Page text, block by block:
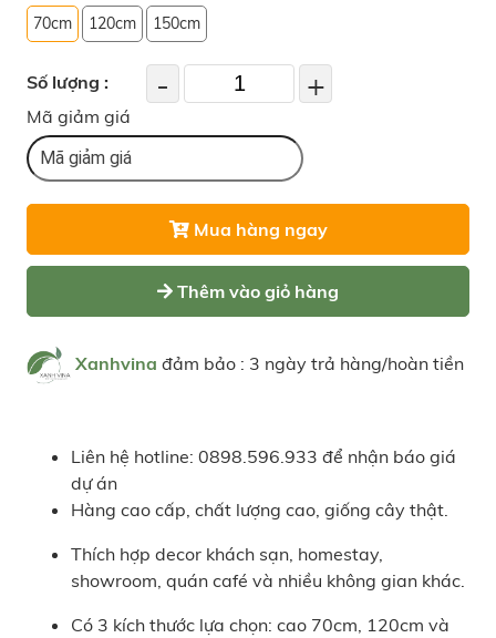
70cm 120cm 150cm
Số lượng : - +
Mã giảm giá
Mua hàng ngay
Thêm vào giỏ hàng
Xanhvina đảm bảo : 3 ngày trả hàng/hoàn tiền
Liên hệ hotline: 0898.596.933 để nhận báo giá
dự án
Hàng cao cấp, chất lượng cao, giống cây thật.
Thích hợp decor khách sạn, homestay,
showroom, quán café và nhiều không gian khác.
Có 3 kích thước lựa chọn: cao 70cm, 120cm và